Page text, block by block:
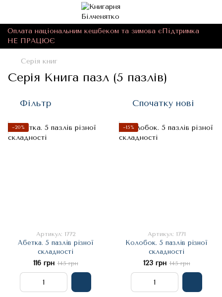
Оплата національним кешбеком та зимова єПідтримка
НЕ ПРАЦЮЄ
Серія книг
Серія Книга пазл (5 пазлів)
Фільтр Спочатку нові
−20%
Артикул: 1772
Абетка. 5 пазлів різної
складності
116 грн 145 грн
−15%
Артикул: 1771
Колобок. 5 пазлів різної
складності
123 грн 145 грн